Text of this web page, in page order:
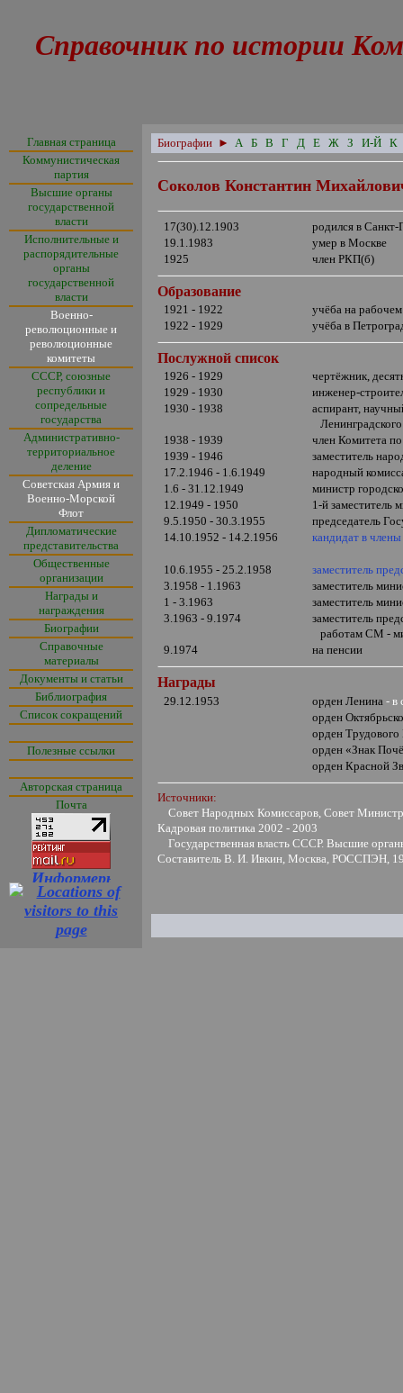
Справочник по истории
Главная страница
Коммунистическая
партия
Высшие органы
государственной
власти
Исполнительные и
распорядительные
органы
государственной
власти
Военно-
революционные и
революционные
комитеты
СССР, союзные
республики и
сопредельные
государства
Административно-
территориальное
деление
Советская Армия и
Военно-Морской
Флот
Дипломатические
представительства
Общественные
организации
Награды и
награждения
Биографии
Справочные
материалы
Документы и статьи
Библиография
Список сокращений
Полезные ссылки
Авторская страница
Почта
Биографии ► А Б В Г Д Е Ж З И-Й К
Соколов Константин
17(30).12.1903
родился в Санкт-
19.1.1983
умер в Москве
1925
член РКП(б)
Образование
1921 - 1922
учёба на рабочем
1922 - 1929
учёба в
Послужной список
1926 - 1929
чертёжник,
1929 - 1930
инженер-
1930 - 1938
аспирант,
1938 - 1939
член Комитета
1939 - 1946
заместитель
17.2.1946 - 1.6.1949
народный
1.6 - 31.12.1949
министр
12.1949 - 1950
1-й заместитель
9.5.1950 - 30.3.1955
председатель
14.10.1952 - 14.2.1956
кандидат в
10.6.1955 - 25.2.1958
заместитель
3.1958 - 1.1963
заместитель
1 - 3.1963
заместитель
3.1963 - 9.1974
заместитель
работам СМ -
9.1974
на пенсии
Награды
29.12.1953 орден Ленина- в
орден
орден
орден«Знак
орден Красной
Источники:
Совет Народных Комиссаров, Совет
Кадровая политика 2002 - 2003
Государственная власть СССР. Высшие
Составитель В. И. Ивкин, Москва, РОССПЭН,